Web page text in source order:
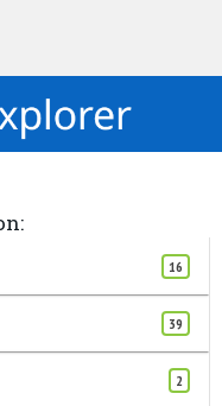
16
39
2